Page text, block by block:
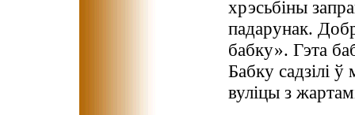
хрэсьбіны
падарунак.
бабку». Гэта
Бабку садзілі ў
вуліцы з